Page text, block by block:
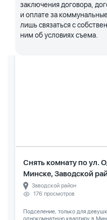
заключения договора,
и оплате за
лишь связаться с
ним об условиях съема.
Снять комнату по ул.
Минске, Заводской
Заводской район
176 просмотров
Подселение, только для